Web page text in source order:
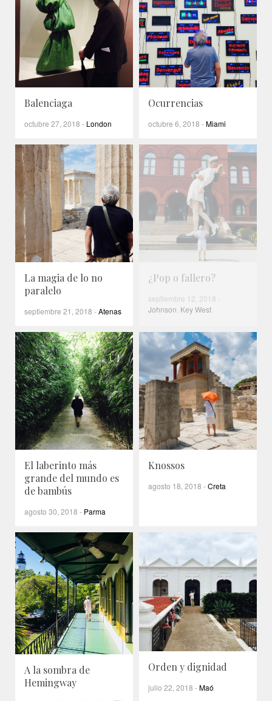
Balenciaga
octubre 27, 2018 - London
Ocurrencias
octubre 6, 2018 -Miami
La magia de lo no
paralelo
septiembre 21, 2018 -Atenas
¿Pop o fallero?
septiembre 12, 2018 -
Johnson Key West
El laberinto más
grande del mundo es
de bambús
agosto 30, 2018 - Parma
Knossos
agosto 18, 2018 -Creta
A la sombra de
Hemingway
Orden y dignidad
julio 22, 2018 -Maó